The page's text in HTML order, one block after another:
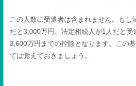
この人数に受遺者は含まれません。もし
だと3,000万円、法定相続人が1 人だと受
3,600万円までの控除となります。この
ては覚えておきましょう。